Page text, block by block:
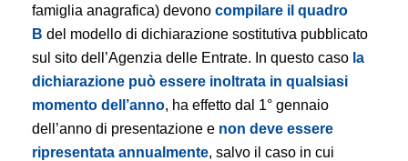
famiglia anagrafica) devono compilare il quadro
B del modello di dichiarazione sostitutiva pubblicato
sul sito dell’Agenzia delle Entrate. In questo caso la
dichiarazione può essere inoltrata in qualsiasi
momento dell’anno, ha effetto dal 1° gennaio
dell’anno di presentazione e non deve essere
ripresentata annualmente, salvo il caso in cui